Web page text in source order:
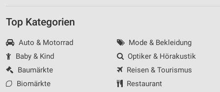
Top Kategorien
Auto & Motorrad
Baby & Kind
Baumärkte
Biomärkte
Mode & Bekleidung
Optiker & Hörakustik
Reisen & Tourismus
Restaurant